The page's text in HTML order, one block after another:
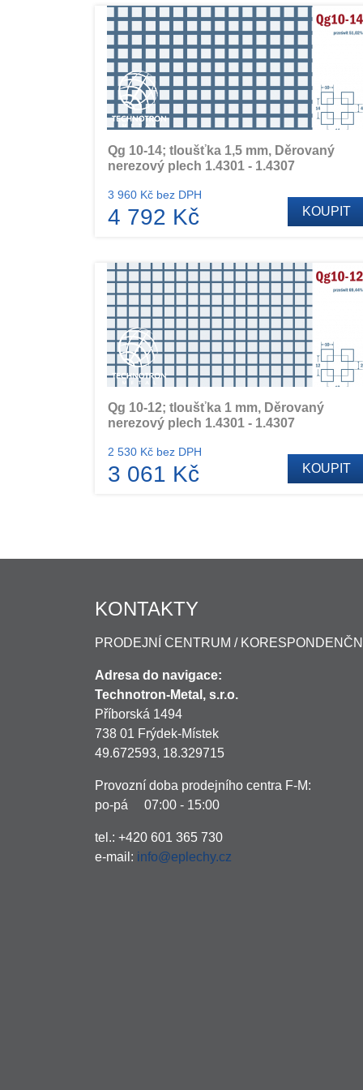
Qg 10-14; tloušťka 1,5 mm, Děrovaný
nerezový plech 1.4301 - 1.4307
3 960 Kč bez DPH
4 792 Kč KOUPIT
Qg 10-12; tloušťka 1 mm, Děrovaný
nerezový plech 1.4301 - 1.4307
2 530 Kč bez DPH
3 061 Kč KOUPIT
KONTAKTY
PRODEJNÍ CENTRUM /
Adresa do navigace:
Technotron-Metal, s.r.o.
Příborská 1494
738 01 Frýdek-Místek
49.672593, 18.329715
Provozní doba prodejního centra F-M:
po-pá 07:00 - 15:00
tel.: +420 601 365 730
e-mail: info@eplechy.cz